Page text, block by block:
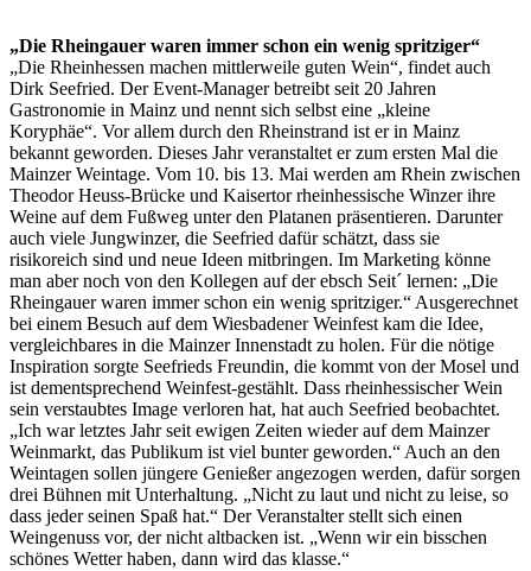
„Die Rheingauer waren immer schon ein wenig spritziger“
„Die Rheinhessen machen mittlerweile guten Wein“, findet auch
Dirk Seefried. Der Event-Manager betreibt seit 20 Jahren
Gastronomie in Mainz und nennt sich selbst eine „kleine
Koryphäe“. Vor allem durch den Rheinstrand ist er in Mainz
bekannt geworden. Dieses Jahr veranstaltet er zum ersten Mal die
Mainzer Weintage. Vom 10. bis 13. Mai werden am Rhein zwischen
Theodor Heuss-Brücke und Kaisertor rheinhessische Winzer ihre
Weine auf dem Fußweg unter den Platanen präsentieren. Darunter
auch viele Jungwinzer, die Seefried dafür schätzt, dass sie
risikoreich sind und neue Ideen mitbringen. Im Marketing könne
man aber noch von den Kollegen auf der ebsch Seit´ lernen: „Die
Rheingauer waren immer schon ein wenig spritziger.“ Ausgerechnet
bei einem Besuch auf dem Wiesbadener Weinfest kam die Idee,
vergleichbares in die Mainzer Innenstadt zu holen. Für die nötige
Inspiration sorgte Seefrieds Freundin, die kommt von der Mosel und
ist dementsprechend Weinfest-gestählt. Dass rheinhessischer Wein
sein verstaubtes Image verloren hat, hat auch Seefried beobachtet.
„Ich war letztes Jahr seit ewigen Zeiten wieder auf dem Mainzer
Weinmarkt, das Publikum ist viel bunter geworden.“ Auch an den
Weintagen sollen jüngere Genießer angezogen werden, dafür sorgen
drei Bühnen mit Unterhaltung. „Nicht zu laut und nicht zu leise, so
dass jeder seinen Spaß hat.“ Der Veranstalter stellt sich einen
Weingenuss vor, der nicht altbacken ist. „Wenn wir ein bisschen
schönes Wetter haben, dann wird das klasse.“